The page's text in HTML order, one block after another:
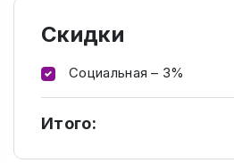
Скидки
Социальная – 3%
Итого: